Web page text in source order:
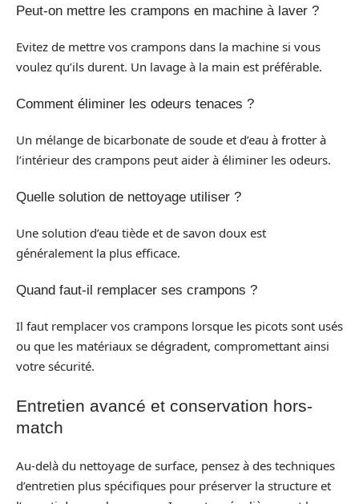
Peut-on mettre les crampons en machine à laver ?
Evitez de mettre vos crampons dans la machine si vous
voulez qu’ils durent. Un lavage à la main est préférable.
Comment éliminer les odeurs tenaces ?
Un mélange de bicarbonate de soude et d’eau à frotter à
l’intérieur des crampons peut aider à éliminer les odeurs.
Quelle solution de nettoyage utiliser ?
Une solution d’eau tiède et de savon doux est
généralement la plus efficace.
Quand faut-il remplacer ses crampons ?
Il faut remplacer vos crampons lorsque les picots sont usés
ou que les matériaux se dégradent, compromettant ainsi
votre sécurité.
Entretien avancé et conservation hors-
match
Au-delà du nettoyage de surface, pensez à des techniques
d’entretien plus spécifiques pour préserver la structure et